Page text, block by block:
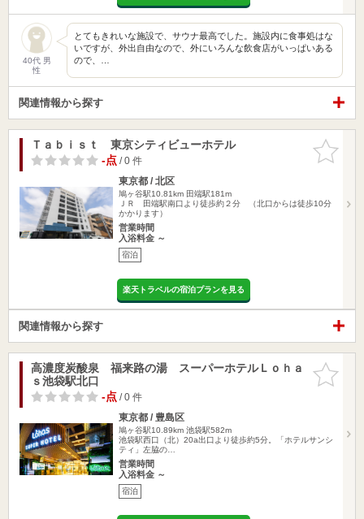
40代 男
性
とてもきれいな施設で、サウナ最高でした。施設内に食事処はな
いですが、外出自由なので、外にいろんな飲食店がいっぱいある
ので、…
関連情報から探す
お気に入
りに追加
Ｔａｂｉｓｔ 東京シティビューホテル
-点/ 0 件
東京都 / 北区
鳩ヶ谷駅10.81km 田端駅181m
ＪＲ 田端駅南口より徒歩約２分 （北口からは徒歩10分
かかります）
営業時間
入浴料金 ～
宿泊
楽天トラベルの宿泊プランを見る
関連情報から探す
お気に入
りに追加
高濃度炭酸泉 福来路の湯 スーパーホテルＬｏｈａ
ｓ池袋駅北口
-点/ 0 件
東京都 / 豊島区
鳩ヶ谷駅10.89km 池袋駅582m
池袋駅西口（北）20a出口より徒歩約5分。「ホテルサンシ
ティ」左脇の…
営業時間
入浴料金 ～
宿泊